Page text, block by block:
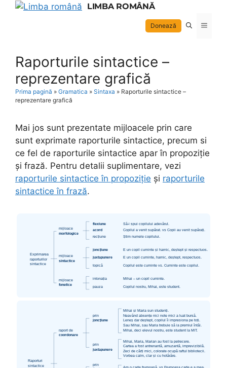
Skip
LIMBA ROMÂNĂ
Donează Menu
Raporturile sintactice –
reprezentare grafică
Prima pagină » Gramatica » Sintaxa » Raporturile sintactice –
reprezentare grafică
Mai jos sunt prezentate mijloacele prin care
sunt exprimate raporturile sintactice, precum si
ce fel de raporturile sintactice apar în propoziție
și frază. Pentru detalii suplimentare, vezi
raporturile sintactice în propoziție și raporturile
sintactice în frază.
Exprimarea
raporturilor
sintactice
mijloace
morfologice
flexiune
Să-i spui copilului adevărul.
acord
Copilul a venit supărat. vs Copii au venit supărați.
recțiune
Știm numele copilului.
mijloace
sintactice
joncțiune E un copil cuminte și harnic, deștept și respectuos.
juxtapunere E un copil cuminte, harnic, deștept, respectuos.
topică Copilul este cuminte vs. Cuminte este copilul.
mijloace
fonetice
intonația Mihai – un copil cuminte.
pauza Copilul nostru, Mihai, este student.
Raporturi
sintactice
raport de
coordonare
prin
joncțiune
Mihai și Maria sun studenți.
Neavând absențe nici note mici a luat bursă.
Leneș dar deștept, copilul îi impresiona pe toți.
Sau Mihai, sau Maria trebuie să ia premiul întâi.
Mihai, deci elevul nostru, este student la MIT.
prin
juxtapunere
Mihai, Maria, Marian au fost la petrecere.
Cartea a fost antrenantă, amuzantă, imprevizibilă.
Zeci de cărți mici, colorate ocupă raftul bibliotecii.
Vorbea calm, clar și cu hotărâre.
prin
Am o carte frumoasă. vs Frumoasa carte e a mea.